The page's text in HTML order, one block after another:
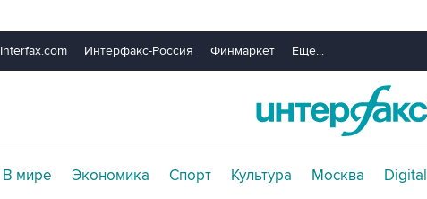
Interfax.com Интерфакс-Россия Финмаркет Еще...
В мире Экономика Спорт Культура Москва Digital